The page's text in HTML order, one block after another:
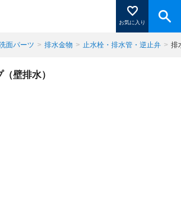
お気に入り
「お気に入り登録」を押すと登録した
面パーツ > 排水金物 > 止水栓・排水管・逆止弁 > 排
壁排水）